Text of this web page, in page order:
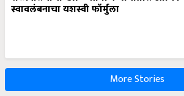
स्वावलंबनाचा यशस्वी फॉर्मुला
More Stories